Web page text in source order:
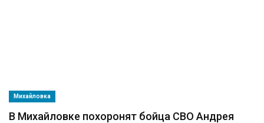
Михайловка
В Михайловке похоронят бойца СВО Андрея